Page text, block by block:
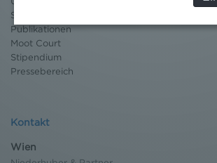
Seminare
Publikationen
Moot Court
Stipendium
Pressebereich
Kontakt
Wien
werden können. Zudem finden Sie am
Bildschirmrand ein Cookie-Icon wo Sie
Einwilligung widerrufen und
Weitere Infomationen finden Sie hier: